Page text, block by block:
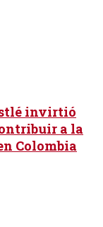
invirtió
a la
Colombia